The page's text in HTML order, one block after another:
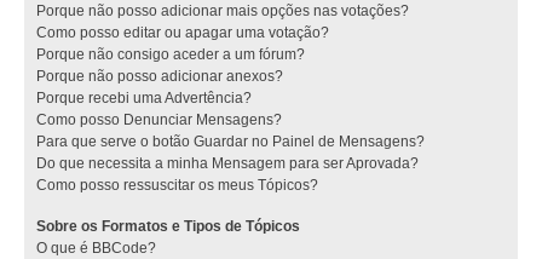
Porque não posso adicionar mais opções nas votações?
Como posso editar ou apagar uma votação?
Porque não consigo aceder a um fórum?
Porque não posso adicionar anexos?
Porque recebi uma Advertência?
Como posso Denunciar Mensagens?
Para que serve o botão Guardar no Painel de Mensagens?
Do que necessita a minha Mensagem para ser Aprovada?
Como posso ressuscitar os meus Tópicos?
Sobre os Formatos e Tipos de Tópicos
O que é BBCode?